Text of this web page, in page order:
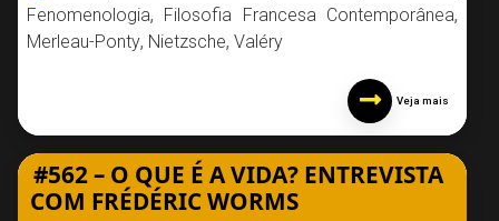
Fenomenologia, Filosofia Francesa Contemporânea,
Merleau-Ponty, Nietzsche, Valéry
Veja mais
#562 – O QUE É A VIDA? ENTREVISTA
COM FRÉDÉRIC WORMS